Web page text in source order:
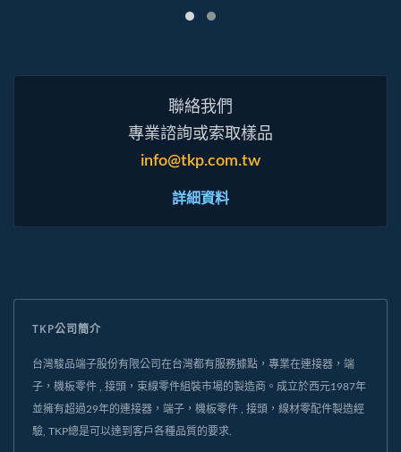
聯絡我們
專業諮詢或索取樣品
info@tkp.com.tw
詳細資料
TKP公司簡介
台灣駿品端子股份有限公司在台灣都有服務據點，專業在連接器，端
子，機板零件 , 接頭，束線零件組裝市場的製造商。成立於西元1987年
並擁有超過29年的連接器，端子，機板零件 , 接頭，線材零配件製造經
驗, TKP總是可以達到客戶各種品質的要求.